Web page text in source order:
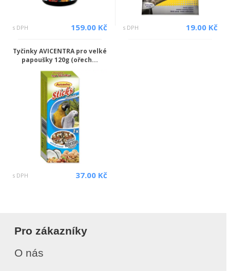
s DPH 159.00 Kč s DPH 19.00 Kč
Tyčinky AVICENTRA pro velké
papoušky 120g (ořech...
s DPH 37.00 Kč
Pro zákazníky
O nás